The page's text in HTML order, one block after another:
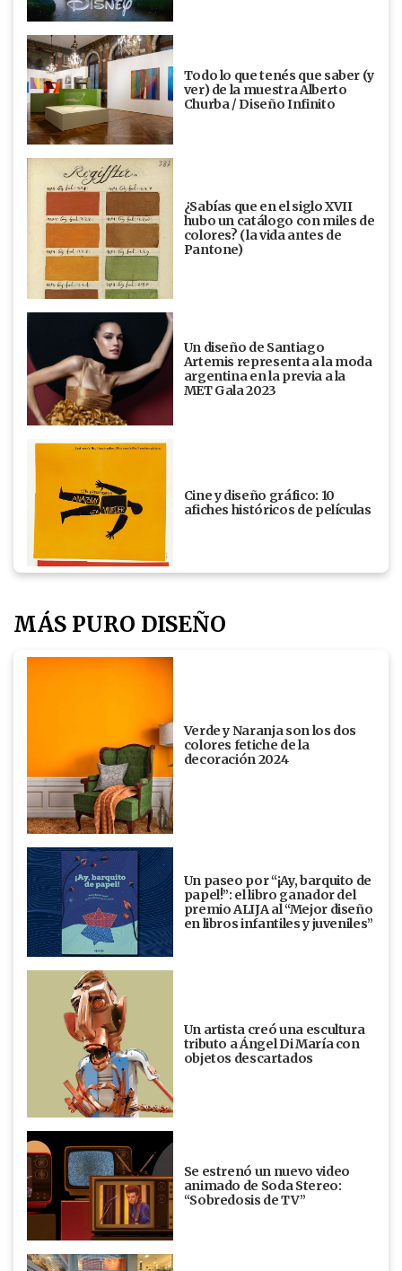
Todo lo que tenés que saber (y
ver) de la muestra Alberto
Churba / Diseño Infinito
¿Sabías que en el siglo XVII
hubo un catálogo con miles de
colores? (la vida antes de
Pantone)
Un diseño de Santiago
Artemis representa a la moda
argentina en la previa a la
MET Gala 2023
Cine y diseño gráfico: 10
afiches históricos de películas
MÁS PURO DISEÑO
Verde y Naranja son los dos
colores fetiche de la
decoración 2024
Un paseo por “¡Ay, barquito de
papel!”: el libro ganador del
premio ALIJA al “Mejor diseño
en libros infantiles y juveniles”
Un artista creó una escultura
tributo a Ángel Di María con
objetos descartados
Se estrenó un nuevo video
animado de Soda Stereo:
“Sobredosis de TV”